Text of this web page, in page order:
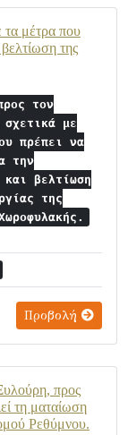
τα μέτρα που
της
τον
σχετικά με
πρέπει να
την
και βελτίωση
της
Προβολή
προς
τη ματαίωση
Ρεθύμνου.